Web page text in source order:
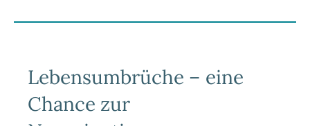
Lebensumbrüche – eine
Chance zur